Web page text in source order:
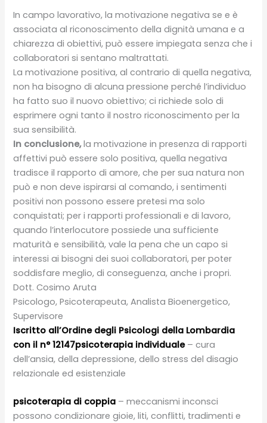
In campo lavorativo, la motivazione negativa se e è
associata al riconoscimento della dignità umana e a
chiarezza di obiettivi, può essere impiegata senza che i
collaboratori si sentano maltrattati.
La motivazione positiva, al contrario di quella negativa,
non ha bisogno di alcuna pressione perché l’individuo
ha fatto suo il nuovo obiettivo; ci richiede solo di
esprimere ogni tanto il nostro riconoscimento per la
sua sensibilità.
In conclusione,la motivazione in presenza di rapporti
affettivi può essere solo positiva, quella negativa
tradisce il rapporto di amore, che per sua natura non
può e non deve ispirarsi al comando, i sentimenti
positivi non possono essere pretesi ma solo
conquistati; per i rapporti professionali e di lavoro,
quando l’interlocutore possiede una sufficiente
maturità e sensibilità, vale la pena che un capo si
interessi ai bisogni dei suoi collaboratori, per poter
soddisfare meglio, di conseguenza, anche i propri.
Dott. Cosimo Aruta
Psicologo, Psicoterapeuta, Analista Bioenergetico,
Supervisore
Iscritto all’Ordine degli Psicologi della Lombardia
con il n° 12147psicoterapia individuale– cura
dell’ansia, della depressione, dello stress del disagio
relazionale ed esistenziale
psicoterapia di coppia – meccanismi inconsci
possono condizionare gioie, liti, conflitti, tradimenti e